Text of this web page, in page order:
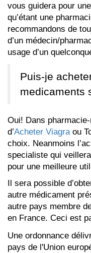
vous guidera pour
qu’étant une
recommandons de
d’un médecin/
usage d’un
Puis-je
medicaments
Oui! Dans
d’Acheter Viagraou
choix. Neanmoins
specialiste qui
pour une meilleure
Il sera possible
autre médicament
autre pays membre
en France. Ceci est
Une ordonnance
pays de l'Union